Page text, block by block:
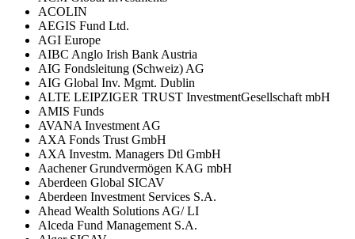
ACOLIN
AEGIS Fund Ltd.
AGI Europe
AIBC Anglo Irish Bank Austria
AIG Fondsleitung (Schweiz) AG
AIG Global Inv. Mgmt. Dublin
ALTE LEIPZIGER TRUST InvestmentGesellschaft mbH
AMIS Funds
AVANA Investment AG
AXA Fonds Trust GmbH
AXA Investm. Managers Dtl GmbH
Aachener Grundvermögen KAG mbH
Aberdeen Global SICAV
Aberdeen Investment Services S.A.
Ahead Wealth Solutions AG/ LI
Alceda Fund Management S.A.